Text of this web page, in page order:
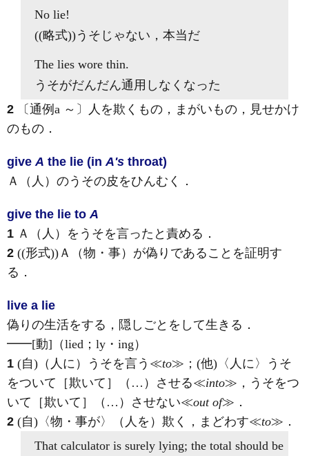
No lie!
((略式))うそじゃない，本当だ
The lies wore thin.
うそがだんだん通用しなくなった
2 〔通例a ～〕人を欺くもの，まがいもの，見せかけ
のもの ．
giveA the lie (inA's throat)
Ａ（人）のうその皮をひんむく
．
give the lie toA
1 Ａ（人）をうそを言ったと責める ．
2 ((形式))Ａ（物・事）が偽りであることを証明す
る ．
live a lie
偽りの生活をする，隠しごとをして生きる ．
━━[動] （lied；ly・ing）
1 (自) （人に）うそを言う≪to≫； (他) 〈人に〉うそ
をついて［欺いて］（…）させる≪into≫，うそをつ
いて［欺いて］（…）させない≪out of≫ ．
2 (自) 〈物・事が〉（人を）欺く，まどわす≪to≫ ．
That calculator is surely lying; the total should be